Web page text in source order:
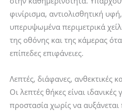
φινίρισμα, αντιολισθητική
υπερυψωμένα περιμετρικά
της οθόνης και της κάμερας
επίπεδες επιφάνειες.
Λεπτές, διάφανες, ανθεκτικές
Οι λεπτές θήκες είναι
προστασία χωρίς να